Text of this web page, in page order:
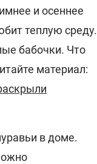
и осеннее
теплую среду.
бабочки. Что
материал:
в доме.